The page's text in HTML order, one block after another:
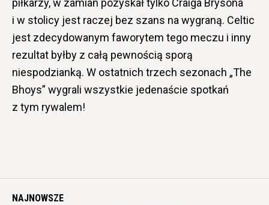
piłkarzy, w zamian pozyskał tylko Craiga Brysona
i w stolicy jest raczej bez szans na wygraną. Celtic
jest zdecydowanym faworytem tego meczu i inny
rezultat byłby z całą pewnością sporą
niespodzianką. W ostatnich trzech sezonach „The
Bhoys” wygrali wszystkie jedenaście spotkań
z tym rywalem!
NAJNOWSZE